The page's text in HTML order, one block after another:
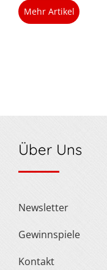
Mehr Artikel
Über Uns
Newsletter
Gewinnspiele
Kontakt